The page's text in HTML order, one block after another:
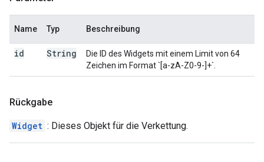
Name Typ Beschreibung
id String
Die ID des Widgets mit einem Limit von 64
Zeichen im Format `[a-zA-Z0-9-]+`.
Rückgabe
Widget : Dieses Objekt für die Verkettung.